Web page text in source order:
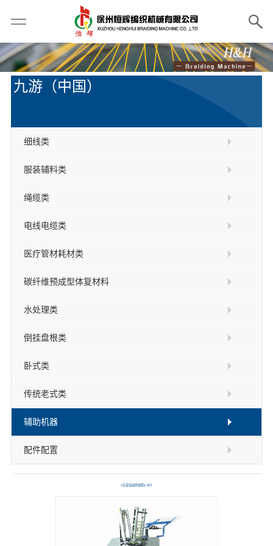
九游（中国）
细线类
服装辅料类
绳缆类
电线电缆类
医疗管材耗材类
碳纤维预成型体复材料
水处理类
倒挂盘根类
卧式类
传统老式类
辅助机器
配件配置
2头全自动并丝机1-PET